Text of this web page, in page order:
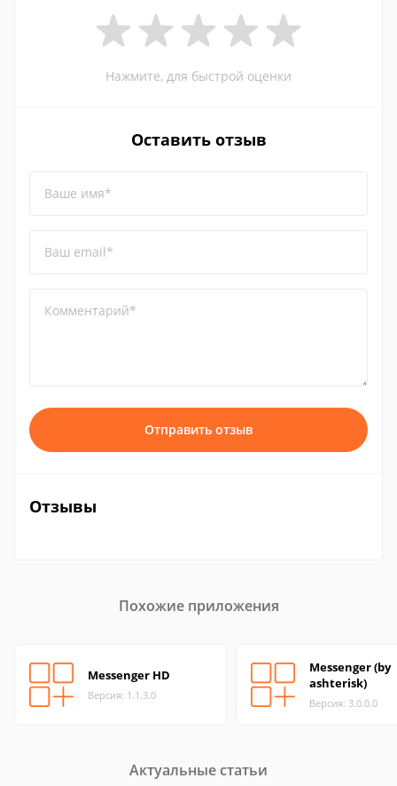
Нажмите, для быстрой оценки
Оставить отзыв
Ваше имя*
Ваш email*
Комментарий*
Отправить отзыв
Отзывы
Похожие приложения
Messenger HD
Версия: 1.1.3.0
Messenger (by
ashterisk)
Версия: 3.0.0.0
Актуальные статьи